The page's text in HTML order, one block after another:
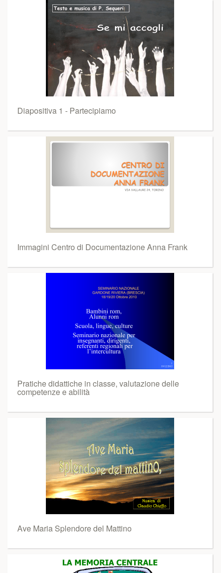
Diapositiva 1 - Partecipiamo
Immagini Centro di Documentazione Anna Frank
Pratiche didattiche in classe, valutazione delle
competenze e abilità
Ave Maria Splendore del Mattino